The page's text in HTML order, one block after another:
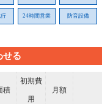
24時間営業 防音設備
せる
積
初期費
用
月額